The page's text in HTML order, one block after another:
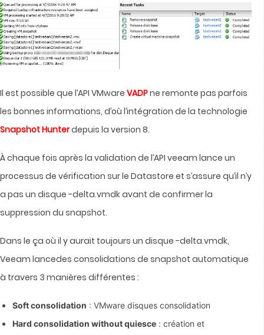
Il est possible que l’API VMware VADPne remonte pas parfois
les bonnes informations, d’où l’intégration de la technologie
Snapshot Hunterdepuis la version 8.
À chaque fois après la validation de l’API veeam lance un
processus de vérification sur le Datastore et s’assure qu’il n’y
a pas un disque -delta.vmdk avant de confirmer la
suppression du snapshot.
Dans le ça où il y aurait toujours un disque -delta.vmdk,
Veeam lancedes consolidations de snapshot automatique
à travers 3 manières différentes :
Soft consolidation : VMware disques consolidation
Hard consolidation without quiesce : création et